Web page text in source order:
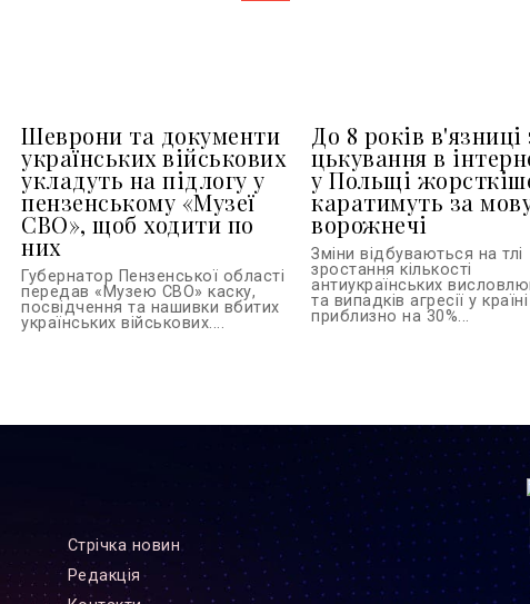
Шеврони та документи
українських військових
укладуть на підлогу у
пензенському «Музеї
СВО», щоб ходити по
них
Губернатор Пензенської області
передав «Музею СВО» каску,
посвідчення та нашивки вбитих
українських військових....
До 8 років в'язниці
цькування в
у Польщі
каратимуть за
ворожнечі
Зміни відбуваються на тлі
зростання кількості
антиукраїнських
та випадків агресії у країні
приблизно на 30%...
Стрiчка новин
Редакцiя